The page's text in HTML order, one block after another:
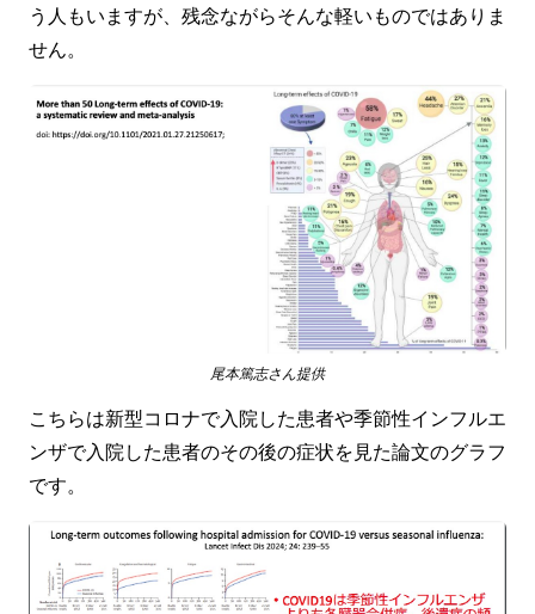
う人もいますが、残念ながらそんな軽いものではありま
せん。
尾本篤志さん提供
こちらは新型コロナで入院した患者や季節性インフルエ
ンザで入院した患者のその後の症状を見た論文のグラフ
です。